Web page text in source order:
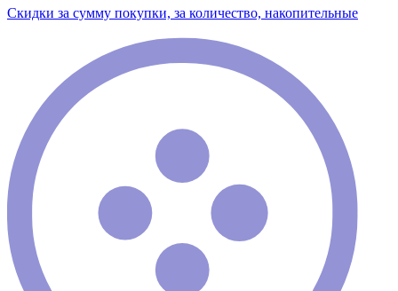
Скидки за сумму покупки, за количество, накопительные